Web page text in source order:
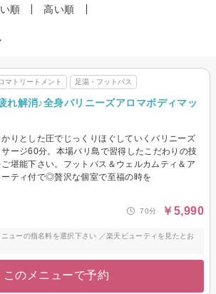
順 高い順
マトリートメント 足湯・フットバス
れ解消♪全身バリニーズアロマボディマッ
かりとした圧でじっくりほぐしていくバリニーズ
サージ60分。本場バリ島で習得したこだわりの技
ご堪能下さい。フットバス＆ウェルカムティ＆ア
ーティ付で◎贅沢な個室で至福の時を
70分 ￥5,990
ューの指名料を選択下さい ／楽天ビューティを見たとお
このメニューで予約